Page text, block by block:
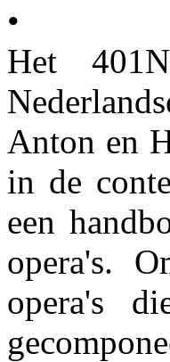
•
Het
Anton en
in de
een
opera's.
opera's